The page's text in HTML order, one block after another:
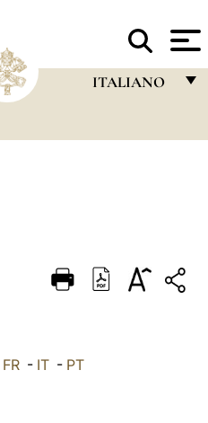
ITALIANO
DEUTSCH
FR- IT- PT